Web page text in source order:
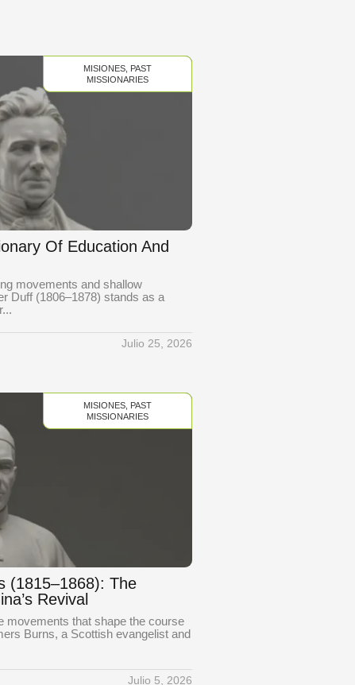
MISIONES,
PAST
MISSIONARIES
Of Education And
movements and shallow
Duff (1806–1878) stands as a
Julio 25, 2026
MISIONES,
PAST
MISSIONARIES
(1815–1868): The
Revival
movements that shape the course
Burns, a Scottish evangelist and
Julio 5, 2026